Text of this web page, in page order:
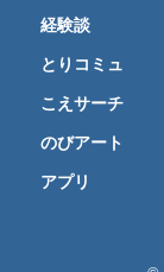
経験談
とりコミュ
こえサーチ
のびアート
アプリ